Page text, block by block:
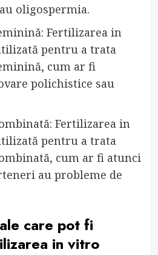
oligospermia.
Fertilizarea in
pentru a trata
cum ar fi
polichistice sau
Fertilizarea in
pentru a trata
cum ar fi atunci
au probleme de
care pot fi
in vitro